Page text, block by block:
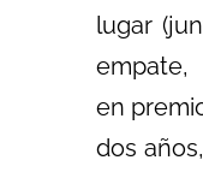
lugar
empate,
en
dos